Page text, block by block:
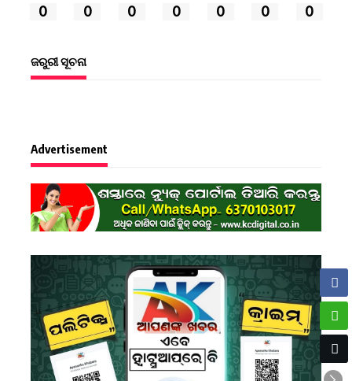
0 0 0 0 0 0 0
ଜରୁରୀ ସୂଚନା
Advertisement